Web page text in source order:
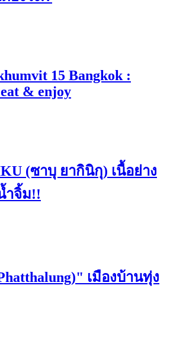
15 Bangkok :
& enjoy
(ซาบุ ยากินิกุ) เนื้อย่าง
ำจิ้ม!!
เมืองบ้านทุ่ง